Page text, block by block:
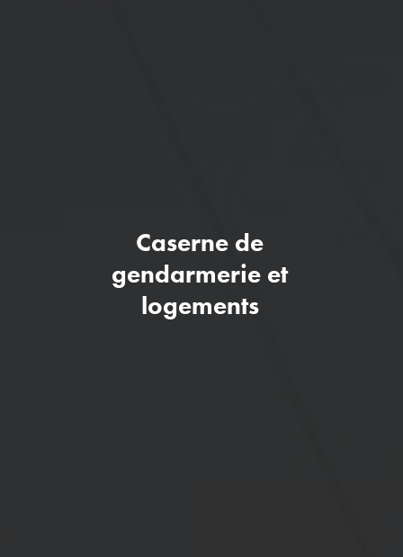
Caserne de
gendarmerie et
logements